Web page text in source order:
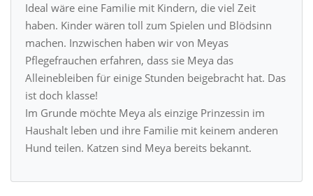
Ideal wäre eine Familie mit Kindern, die viel Zeit
haben. Kinder wären toll zum Spielen und Blödsinn
machen. Inzwischen haben wir von Meyas
Pflegefrauchen erfahren, dass sie Meya das
Alleinebleiben für einige Stunden beigebracht hat. Das
ist doch klasse!
Im Grunde möchte Meya als einzige Prinzessin im
Haushalt leben und ihre Familie mit keinem anderen
Hund teilen. Katzen sind Meya bereits bekannt.